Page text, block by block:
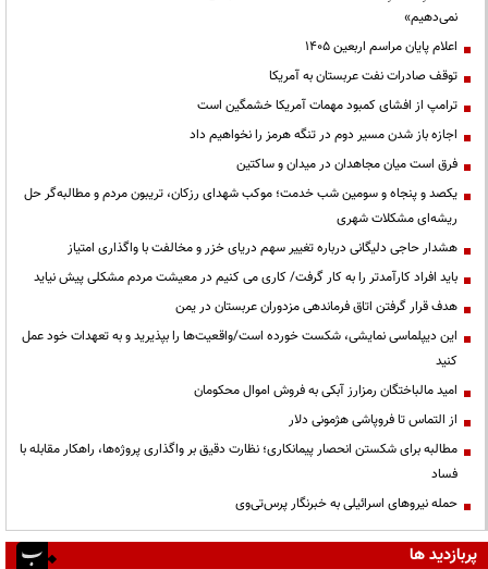
نمی‌دهیم»
اعلام پایان مراسم اربعین ۱۴۰۵
توقف صادرات نفت عربستان به آمریکا
ترامپ از افشای کمبود مهمات آمریکا خشمگین است
اجازه باز شدن مسیر دوم در تنگه هرمز را نخواهیم داد
فرق است میان مجاهدان در میدان و ساکتین
یکصد و پنجاه و سومین شب خدمت؛ موکب شهدای رزکان، تریبون مردم و مطالبه‌گر حل
ریشه‌ای مشکلات شهری
هشدار حاجی دلیگانی درباره تغییر سهم دریای خزر و مخالفت با واگذاری امتیاز
باید افراد کارآمدتر را به کار گرفت/ کاری می کنیم در معیشت مردم مشکلی پیش نیاید
هدف قرار گرفتن اتاق‌ فرماندهی مزدوران عربستان در یمن
این دیپلماسی نمایشی، شکست خورده است/واقعیت‌ها را بپذیرید و به تعهدات خود عمل
کنید
امید مالباختگان رمزارز آبکی به فروش اموال محکومان
از التماس تا فروپاشی هژمونی دلار
مطالبه برای شکستن انحصار پیمانکاری؛ نظارت دقیق بر واگذاری پروژه‌ها، راهکار مقابله با
فساد
حمله نیروهای اسرائیلی به خبرنگار پرس‌تی‌وی
پربازدید ها